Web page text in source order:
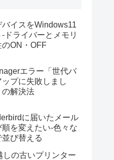
バイスをWindows11
-ドライバーとメモリ
のON・OFF
エラー「世代バ
ップに失敗しまし
の解決法
に届いたメール
順を変えたい-色々な
び替える
しの古いプリンター